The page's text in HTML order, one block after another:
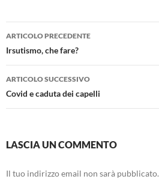
Navigazione
articolo
ARTICOLO PRECEDENTE
Irsutismo, che fare?
ARTICOLO SUCCESSIVO
Covid e caduta dei capelli
LASCIA UN COMMENTO
Il tuo indirizzo email non sarà pubblicato.